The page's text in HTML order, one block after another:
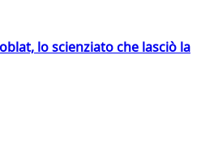
lo scienziato che lasciò la